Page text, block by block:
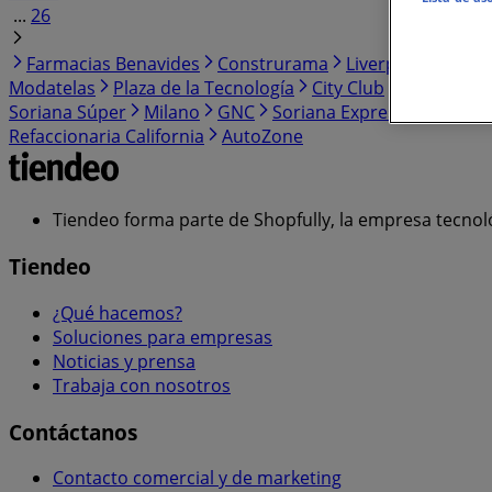
... 26
Farmacias Benavides
Construrama Liverpool
Modatelas
Plaza de la Tecnología City Club
Soriana Súper
Milano GNC Soriana Express
Refaccionaria California
AutoZone
Tiendeo forma parte de Shopfully, la empresa
Tiendeo
¿Qué hacemos?
Soluciones para empresas
Noticias y prensa
Trabaja con nosotros
Contáctanos
Contacto comercial y de marketing